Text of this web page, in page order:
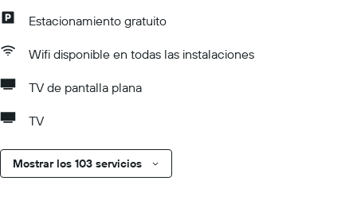
Estacionamiento gratuito
Wifi disponible en todas las instalaciones
TV de pantalla plana
TV
Mostrar los 103 servicios